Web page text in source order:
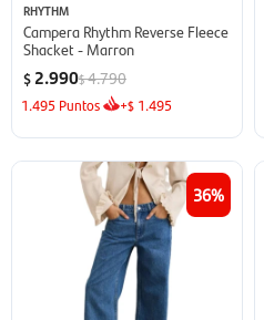
RHYTHM
Campera Rhythm Reverse Fleece
Shacket - Marron
$ 2.990$4.790
1.495 Puntos +$ 1.495
36